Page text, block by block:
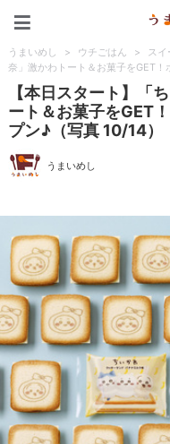
うまいめし > ウチごはん > スイ
奈」激かわトート＆お菓子をGET
【本日スタート】「
ート＆お菓子をGET
プン♪（写真 10/14）
うまいめし